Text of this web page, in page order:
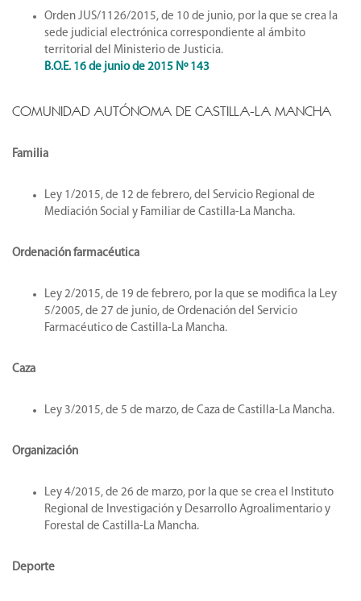
Orden JUS/1126/2015, de 10 de junio, por la que se crea la
sede judicial electrónica correspondiente al ámbito
territorial del Ministerio de Justicia.
B.O.E. 16 de junio de 2015 Nº 143
COMUNIDAD AUTÓNOMA DE CASTILLA-LA MANCHA
Familia
Ley 1/2015, de 12 de febrero, del Servicio Regional de
Mediación Social y Familiar de Castilla-La Mancha.
Ordenación farmacéutica
Ley 2/2015, de 19 de febrero, por la que se modifica la Ley
5/2005, de 27 de junio, de Ordenación del Servicio
Farmacéutico de Castilla-La Mancha.
Caza
Ley 3/2015, de 5 de marzo, de Caza de Castilla-La Mancha.
Organización
Ley 4/2015, de 26 de marzo, por la que se crea el Instituto
Regional de Investigación y Desarrollo Agroalimentario y
Forestal de Castilla-La Mancha.
Deporte